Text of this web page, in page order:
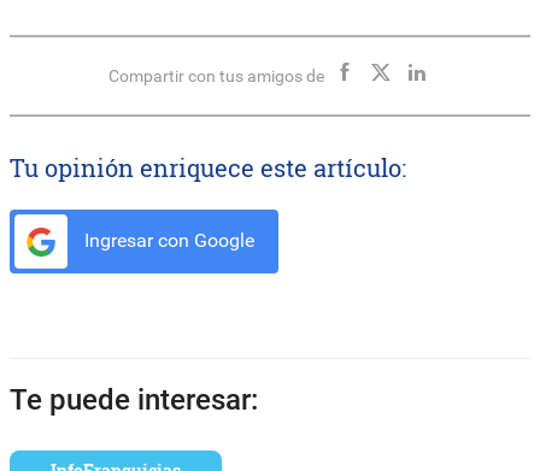
Compartir con tus amigos de
Tu opinión enriquece este artículo:
Ingresar con Google
Te puede interesar: